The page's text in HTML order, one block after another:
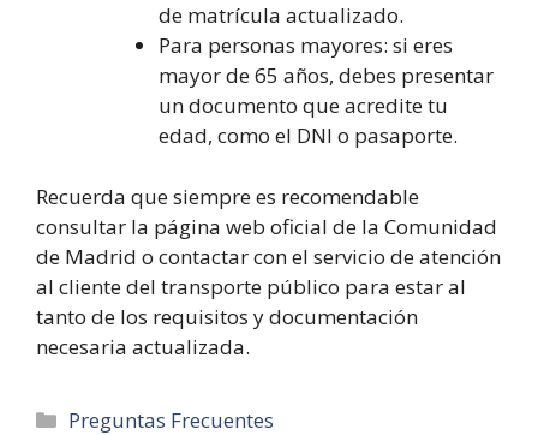
de matrícula actualizado.
Para personas mayores: si eres
mayor de 65 años, debes presentar
un documento que acredite tu
edad, como el DNI o pasaporte.
Recuerda que siempre es recomendable
consultar la página web oficial de la Comunidad
de Madrid o contactar con el servicio de atención
al cliente del transporte público para estar al
tanto de los requisitos y documentación
necesaria actualizada.
Categorías
Preguntas Frecuentes